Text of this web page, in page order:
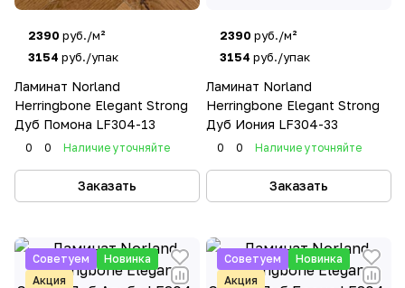
2390 руб./м²
3154 руб./упак
Ламинат Norland
Herringbone Elegant Strong
Дуб Помона LF304-13
0 0 Наличие уточняйте
Заказать
2390 руб./м²
3154 руб./упак
Ламинат Norland
Herringbone Elegant Strong
Дуб Иония LF304-33
0 0 Наличие уточняйте
Заказать
Советуем
Новинка
Акция
Советуем
Новинка
Акция